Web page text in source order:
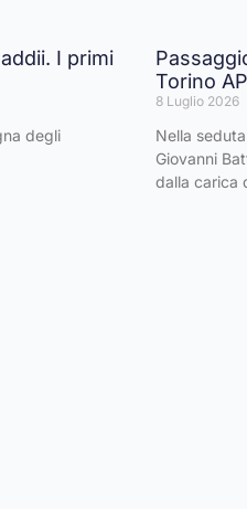
I primi
degli
Torino
8 Luglio 2026
Nella
Giovanni
dalla carica